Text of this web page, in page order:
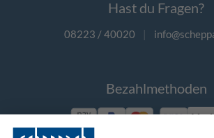
Hast du Fragen?
08223 / 40020 |
Bezahlmethoden